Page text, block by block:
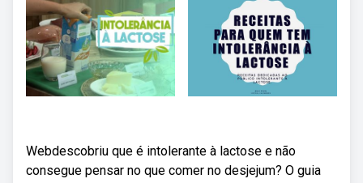
Webdescobriu que é intolerante à lactose e não
consegue pensar no que comer no desjejum? O guia